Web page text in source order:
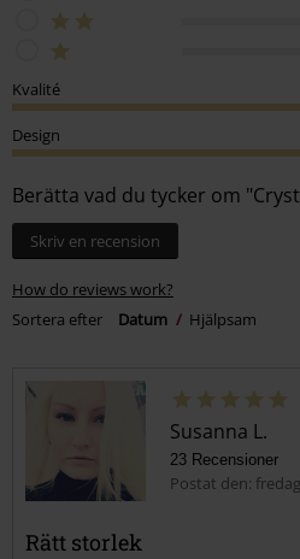
Kvalité
Design
Berätta vad du tycker om
Skriv en recension
How do reviews work?
Sortera efter
Datum Hjälpsam
Susanna L.
23 Recensioner
Postat den:
Rätt storlek